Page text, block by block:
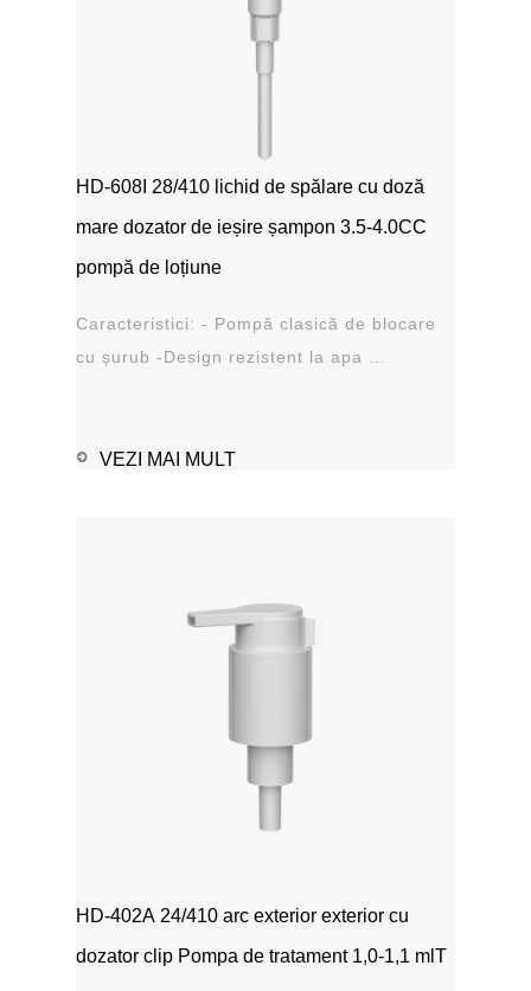
HD-608I 28/410 lichid de spălare cu doză
mare dozator de ieșire șampon 3.5-4.0CC
pompă de loțiune
Caracteristici: - Pompă clasică de blocare
cu șurub -Design rezistent la apa ...
VEZI MAI MULT
HD-402A 24/410 arc exterior exterior cu
dozator clip Pompa de tratament 1,0-1,1 mlT